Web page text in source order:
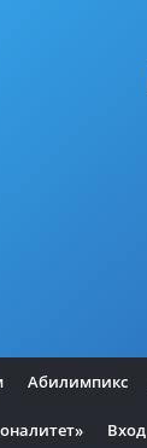
Абилимпикс
Вход